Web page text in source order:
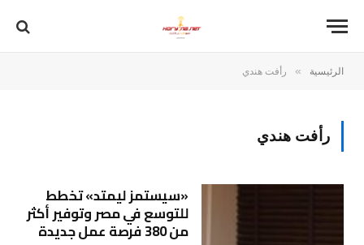
الرئيسية » رأفت هندي
رأفت هندي
«سيستمز ليمتد» تخطط
للتوسع في مصر وتوفير أكثر
من 380 فرصة عمل جديدة